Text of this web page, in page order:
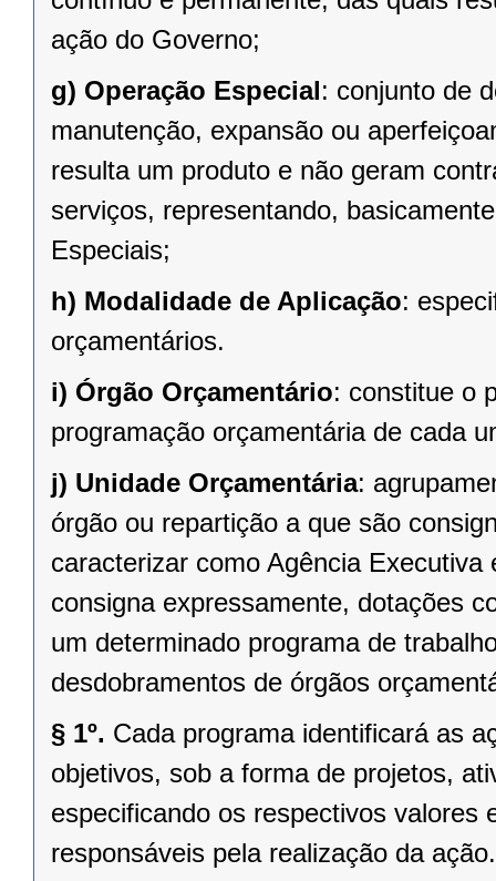
ação do Governo;
g) Operação Especial: conjunto de
manutenção, expansão ou
resulta um produto e não geram
serviços, representando,
Especiais;
h) Modalidade de Aplicação:
orçamentários.
i) Órgão Orçamentário: constitue o
programação orçamentária de cada
j) Unidade Orçamentária:
órgão ou repartição a que são
caracterizar como Agência
consigna expressamente, dotações
um determinado programa de
desdobramentos de órgãos
§ 1º. Cada programa identificará as
objetivos, sob a forma de projetos,
especificando os respectivos valores
responsáveis pela realização da ação.